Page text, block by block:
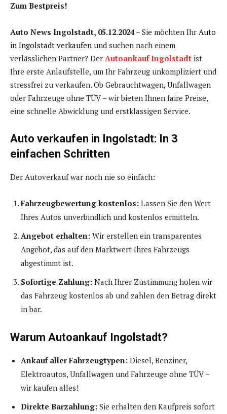
Zum Bestpreis!
Auto News Ingolstadt, 05.12.2024 – Sie möchten Ihr Auto
in Ingolstadt verkaufen und suchen nach einem
verlässlichen Partner? Der Autoankauf Ingolstadt ist
Ihre erste Anlaufstelle, um Ihr Fahrzeug unkompliziert und
stressfrei zu verkaufen. Ob Gebrauchtwagen, Unfallwagen
oder Fahrzeuge ohne TÜV – wir bieten Ihnen faire Preise,
eine schnelle Abwicklung und erstklassigen Service.
Auto verkaufen in Ingolstadt: In 3
einfachen Schritten
Der Autoverkauf war noch nie so einfach:
Fahrzeugbewertung kostenlos: Lassen Sie den Wert
Ihres Autos unverbindlich und kostenlos ermitteln.
Angebot erhalten: Wir erstellen ein transparentes
Angebot, das auf den Marktwert Ihres Fahrzeugs
abgestimmt ist.
Sofortige Zahlung: Nach Ihrer Zustimmung holen wir
das Fahrzeug kostenlos ab und zahlen den Betrag direkt
in bar.
Warum Autoankauf Ingolstadt?
Ankauf aller Fahrzeugtypen: Diesel, Benziner,
Elektroautos, Unfallwagen und Fahrzeuge ohne TÜV –
wir kaufen alles!
Direkte Barzahlung: Sie erhalten den Kaufpreis sofort